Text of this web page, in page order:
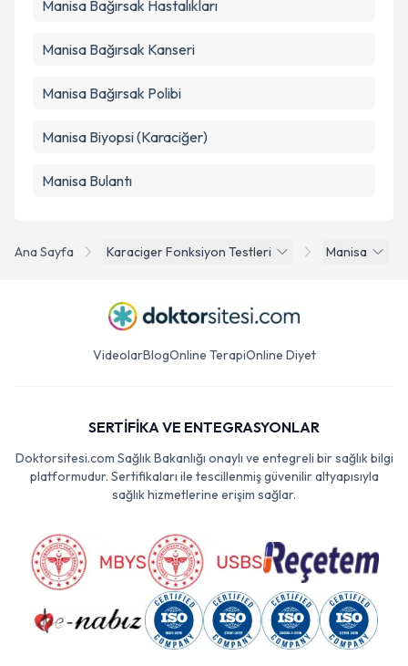
Ana Sayfa Karaciger Fonksiyon Testleri Manisa
Manisa Bağırsak Hastalıkları
Manisa Bağırsak Kanseri
Manisa Bağırsak Polibi
Manisa Biyopsi (Karaciğer)
Manisa Bulantı
VideolarBlogOnline TerapiOnline Diyet
SERTİFİKA VE ENTEGRASYONLAR
Doktorsitesi.com Sağlık Bakanlığı onaylı ve entegreli bir sağlık bilgi
platformudur. Sertifikaları ile tescillenmiş güvenilir altyapısıyla
sağlık hizmetlerine erişim sağlar.